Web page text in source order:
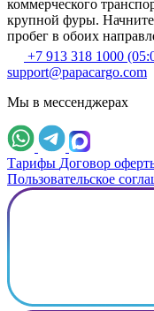
коммерческого
крупной фуры.
пробег в обоих
+7 913 318 1000
support@papacargo.com
Мы в мессенджерах
Тарифы Договор
Пользовательское